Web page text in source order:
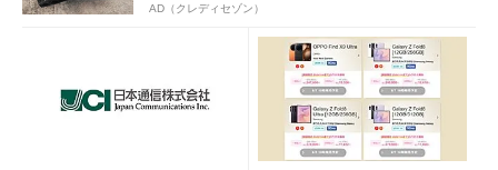
AD（クレディセゾン）